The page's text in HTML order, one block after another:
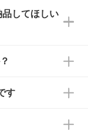
や個人様
条件でご
にご相談
でお送りし
備考欄』
2週間～2
たしま
してほしい
わせ・お
定のご連
い。
す
ある商品